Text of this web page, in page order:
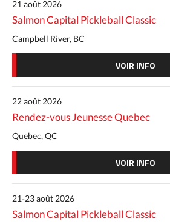
21 août 2026
Salmon Capital Pickleball Classic
Campbell River, BC
VOIR INFO
22 août 2026
Rendez-vous Jeunesse Quebec
Quebec, QC
VOIR INFO
21-23 août 2026
Salmon Capital Pickleball Classic